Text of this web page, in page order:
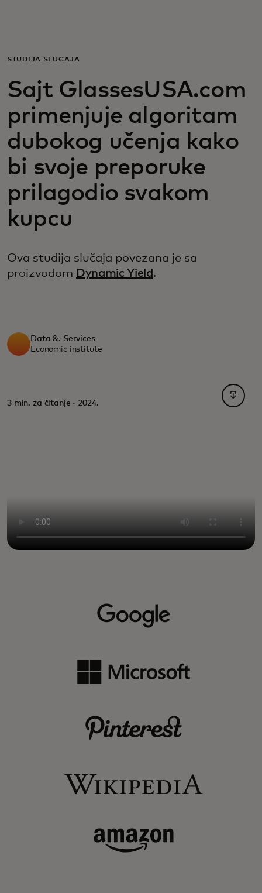
Za biznis
Za svet
Za inovatore
Novosti i trendovi
STUDIJA SLUČAJA
Sajt GlassesUSA.com
primenjuje algoritam
dubokog učenja kako
bi svoje preporuke
prilagodio svakom
kupcu
Ova studija slučaja povezana je sa
proizvodom Dynamic Yield .
Data &. Services
Economic institute
3 min. za čitanje · 2024.
opens